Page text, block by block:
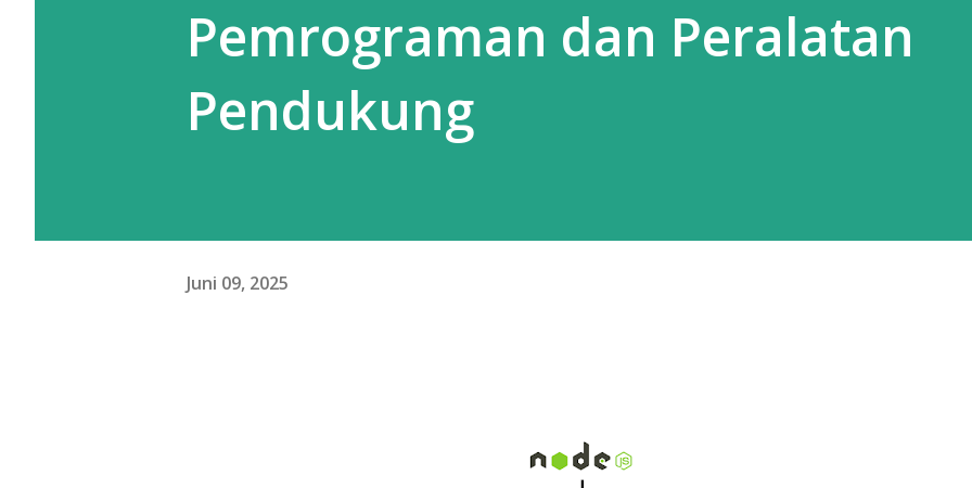
Pemrograman dan Peralatan
Pendukung
Juni 09, 2025